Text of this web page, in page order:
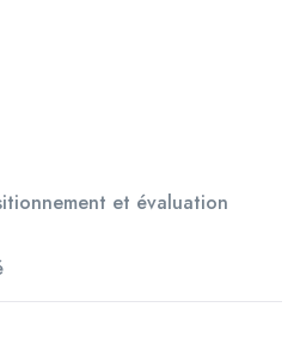
et évaluation